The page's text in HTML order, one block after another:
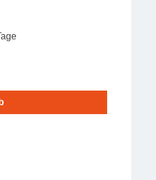
Wert ein